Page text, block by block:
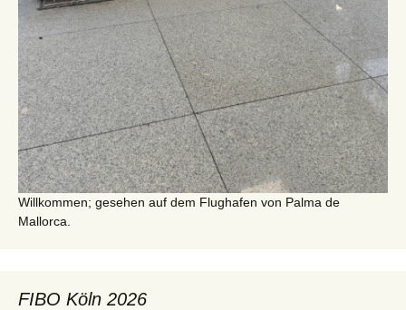
Willkommen; gesehen auf dem Flughafen von Palma de
Mallorca.
FIBO Köln 2026